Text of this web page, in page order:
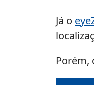
Já o
Porém,